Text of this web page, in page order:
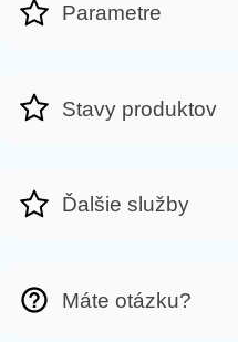
Parametre
Stavy produktov
Ďalšie služby
Máte otázku?